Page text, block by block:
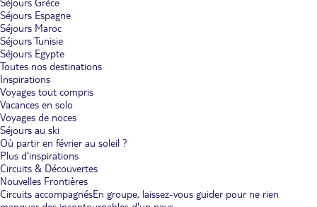
Séjours Grèce
Séjours Espagne
Séjours Maroc
Séjours Tunisie
Séjours Egypte
Toutes nos destinations
Inspirations
Voyages tout compris
Vacances en solo
Voyages de noces
Séjours au ski
Où partir en février au soleil ?
Plus d'inspirations
Circuits & Découvertes
Nouvelles Frontières
Circuits accompagnésEn groupe, laissez-vous guider pour ne rien